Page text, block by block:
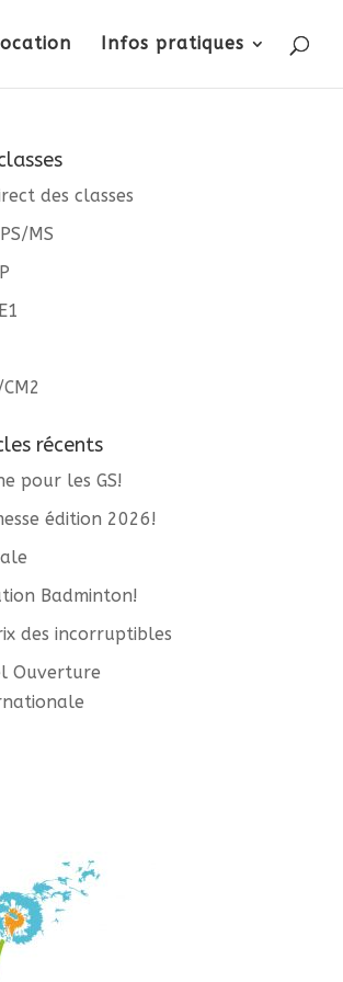
Infos pratiques
des classes
MS
récents
pour les GS!
édition 2026!
Badminton!
des incorruptibles
Ouverture